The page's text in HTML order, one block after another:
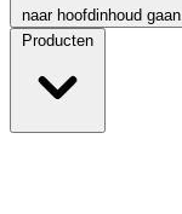
naar hoofdinhoud gaan
Producten